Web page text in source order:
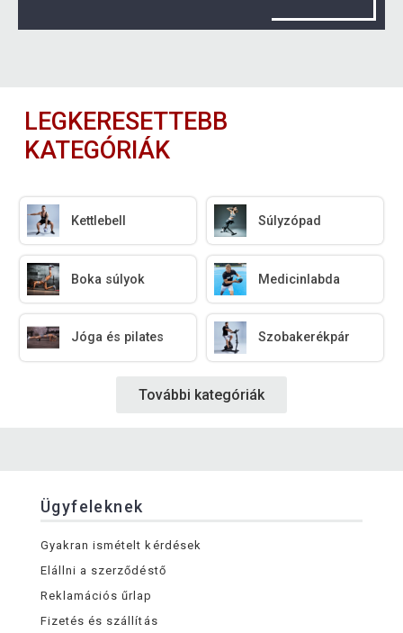
LEGKERESETTEBB
KATEGÓRIÁK
Kettlebell Súlyzópad
Boka súlyok Medicinlabda
Jóga és pilates Szobakerékpár
További kategóriák
Ügyfeleknek
Gyakran ismételt kérdések
Elállni a szerződéstő
Reklamációs űrlap
Fizetés és szállítás